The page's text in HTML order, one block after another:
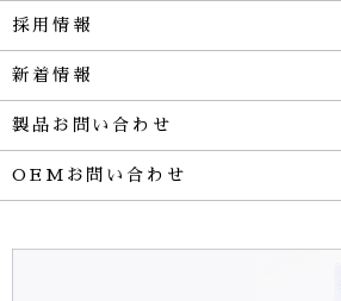
採用情報
新着情報
製品お問い合わせ
OEMお問い合わせ